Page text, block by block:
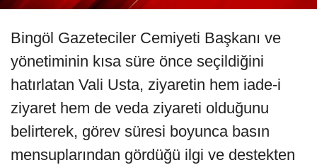
Bingöl Gazeteciler Cemiyeti Başkanı ve
yönetiminin kısa süre önce seçildiğini
hatırlatan Vali Usta, ziyaretin hem iade-i
ziyaret hem de veda ziyareti olduğunu
belirterek, görev süresi boyunca basın
mensuplarından gördüğü ilgi ve destekten